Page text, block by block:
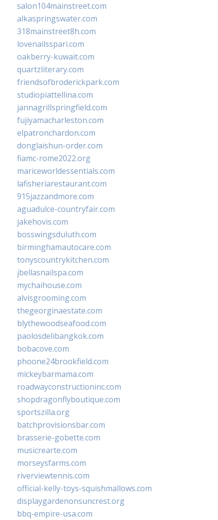
salon104mainstreet.com
alkaspringswater.com
318mainstreet8h.com
lovenailsspari.com
oakberry-kuwait.com
quartzliterary.com
friendsofbroderickpark.com
studiopiattellina.com
jannagrillspringfield.com
fujiyamacharleston.com
elpatronchardon.com
donglaishun-order.com
fiamc-rome2022.org
mariceworldessentials.com
lafisheriarestaurant.com
915jazzandmore.com
aguadulce-countryfair.com
jakehovis.com
bosswingsduluth.com
birminghamautocare.com
tonyscountrykitchen.com
jbellasnailspa.com
mychaihouse.com
alvisgrooming.com
thegeorginaestate.com
blythewoodseafood.com
paolosdelibangkok.com
bobacove.com
phoone24brookfield.com
mickeybarmama.com
roadwayconstructioninc.com
shopdragonflyboutique.com
sportszilla.org
batchprovisionsbar.com
brasserie-gobette.com
musicrearte.com
morseysfarms.com
riverviewtennis.com
official-kelly-toys-squishmallows.com
displaygardenonsuncrest.org
bbq-empire-usa.com